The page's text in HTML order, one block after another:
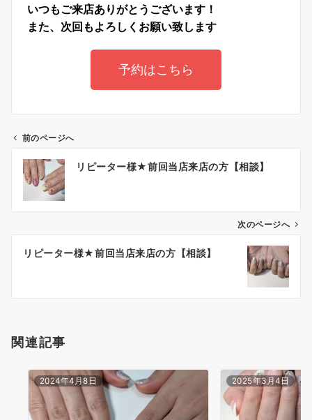
いつもご来店ありがとうございます！
また、次回もよろしくお願い致します
予約はこちら
前のページへ
リピーター様★前回当店来店の方【相談】
次のページへ
リピーター様★前回当店来店の方【相談】
関連記事
2024年4月8日 2025年3月4日